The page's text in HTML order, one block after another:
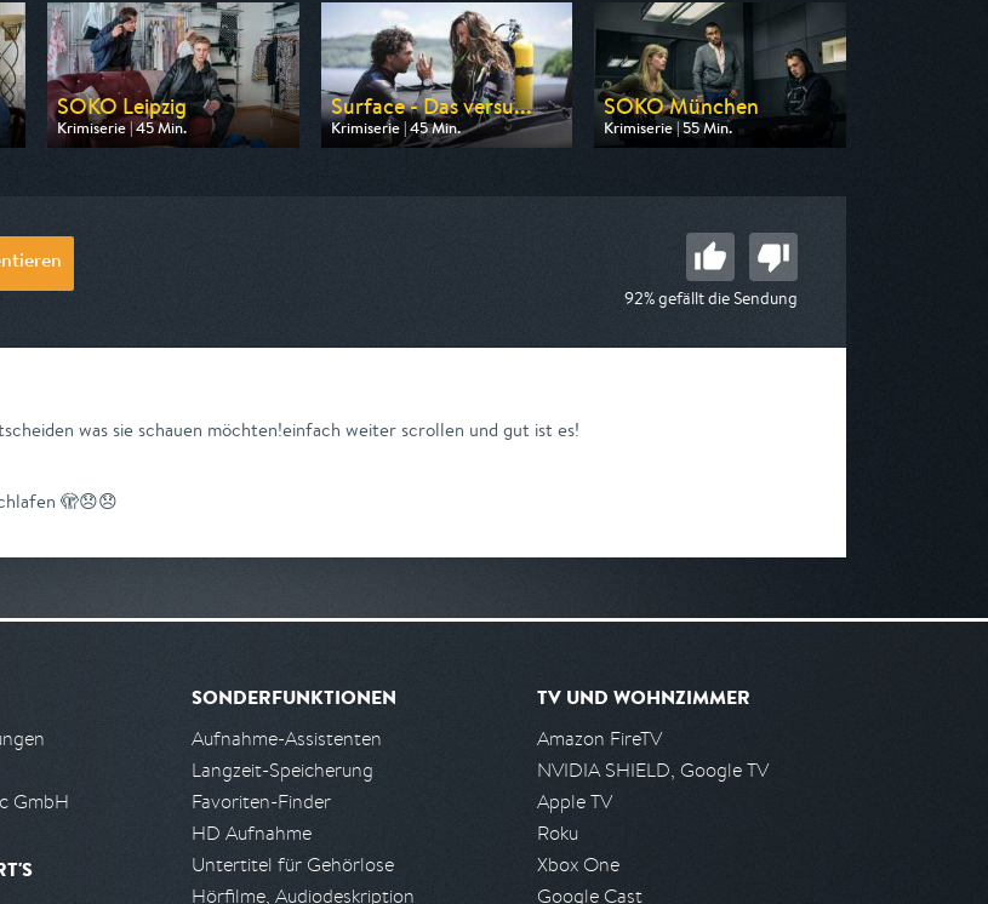
SOKO Leipzig
Krimiserie | 45 Min.
Ausgestrahlt von ZDF
Surface - Das versu...
Krimiserie | 45 Min.
Ausgestrahlt von ARD
SOKO München
Krimiserie | 55 Min.
Ausgestrahlt von ZDF
92% gefällt die Sendung
was sie schauen möchten!einfach weiter scrollen und gut ist es!
🫣😞😞
GmbH
SONDERFUNKTIONEN
Aufnahme-Assistenten
Langzeit-Speicherung
Favoriten-Finder
HD Aufnahme
Untertitel für Gehörlose
Hörfilme, Audiodeskription
TV UND WOHNZIMMER
Amazon FireTV
NVIDIA SHIELD, Google TV
Apple TV
Roku
Xbox One
Google Cast